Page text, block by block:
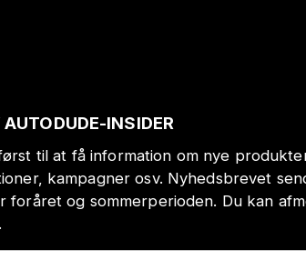
AUTODUDE-INSIDER
til at få information om nye
kampagner osv. Nyhedsbrevet
foråret og sommerperioden. Du kan